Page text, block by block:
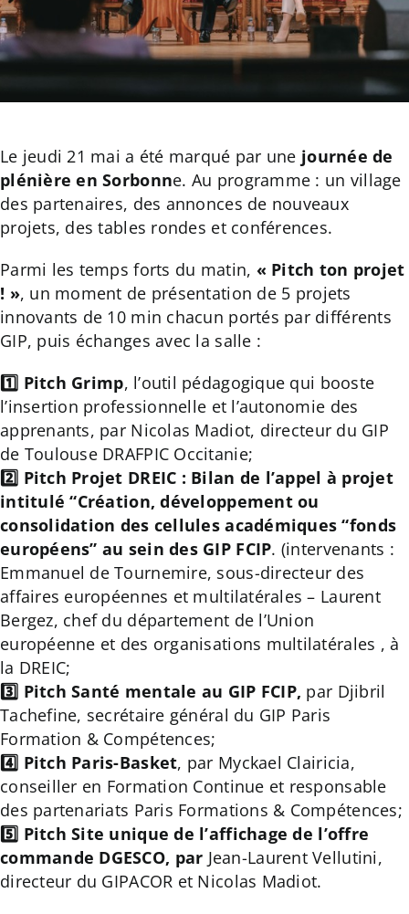
Le jeudi 21 mai a été marqué par une journée de
plénière en Sorbonne. Au programme : un village
des partenaires, des annonces de nouveaux
projets, des tables rondes et conférences.
Parmi les temps forts du matin, « Pitch ton projet
! », un moment de présentation de 5 projets
innovants de 10 min chacun portés par différents
GIP, puis échanges avec la salle :
1️⃣ Pitch Grimp, l’outil pédagogique qui booste
l’insertion professionnelle et l’autonomie des
apprenants, par Nicolas Madiot, directeur du GIP
de Toulouse DRAFPIC Occitanie;
2️⃣ Pitch Projet DREIC : Bilan de l’appel à projet
intitulé “Création, développement ou
consolidation des cellules académiques “fonds
européens” au sein des GIP FCIP. (intervenants :
Emmanuel de Tournemire, sous-directeur des
affaires européennes et multilatérales – Laurent
Bergez, chef du département de l’Union
européenne et des organisations multilatérales , à
la DREIC;
3️⃣ Pitch Santé mentale au GIP FCIP, par Djibril
Tachefine, secrétaire général du GIP Paris
Formation & Compétences;
4️⃣ Pitch Paris-Basket, par Myckael Clairicia,
conseiller en Formation Continue et responsable
des partenariats Paris Formations & Compétences;
5️⃣ Pitch Site unique de l’affichage de l’offre
commande DGESCO, par Jean-Laurent Vellutini,
directeur du GIPACOR et Nicolas Madiot.